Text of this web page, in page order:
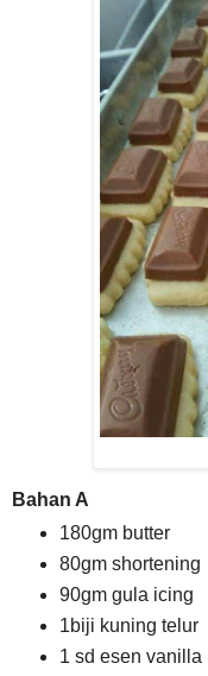
Bahan A
180gm butter
80gm shortening
90gm gula icing
1biji kuning telur
1 sd esen vanilla